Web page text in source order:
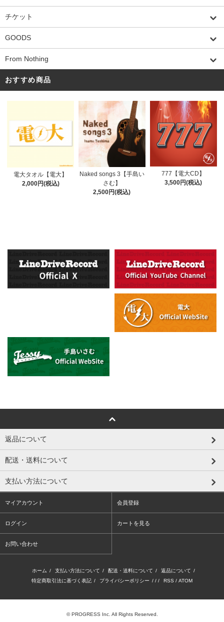
チケット
GOODS
From Nothing
おすすめ商品
電大タオル【電大】
2,000円(税込)
Naked songs 3【手島い
さむ】
2,500円(税込)
777【電大CD】
3,500円(税込)
返品について
配送・送料について
支払い方法について
マイアカウント 会員登録
ログイン カートを見る
お問い合わせ
ホーム / 支払い方法について / 配送・送料について / 返品について /
特定商取引法に基づく表記 / プライバシーポリシー / / / RSS / ATOM
© PROGRESS Inc. All Rights Reserved.